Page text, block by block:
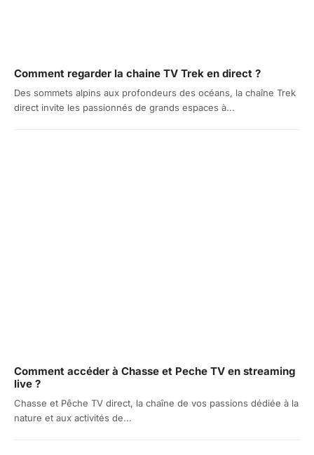
Comment regarder la chaine TV Trek en direct ?
Des sommets alpins aux profondeurs des océans, la chaîne Trek
direct invite les passionnés de grands espaces à...
Comment accéder à Chasse et Peche TV en streaming
live ?
Chasse et Pêche TV direct, la chaîne de vos passions dédiée à la
nature et aux activités de...